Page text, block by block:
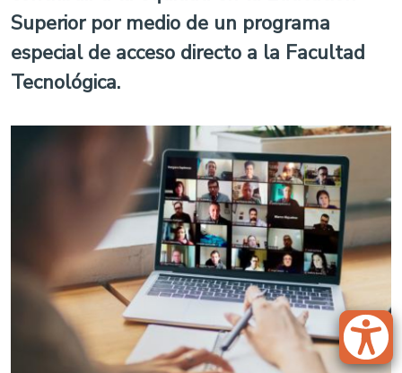
Superior por medio de un programa
especial de acceso directo a la Facultad
Tecnológica.